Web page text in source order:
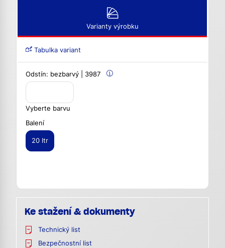
Varianty výrobku
Tabulka variant
Odstín: bezbarvý | 3987
Vyberte barvu
Balení
20 ltr
Ke stažení & dokumenty
Technický list
Bezpečnostní list